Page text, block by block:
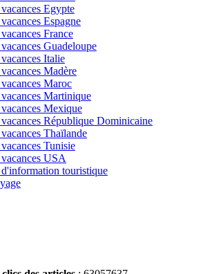
Egypte
Espagne
France
Guadeloupe
Italie
Madère
Maroc
Martinique
Mexique
République Dominicaine
Thaïlande
Tunisie
USA
d'information touristique